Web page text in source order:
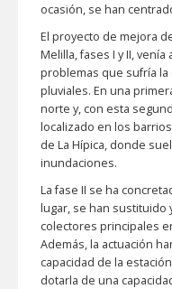
ocasión, se han
El proyecto de mejora
Melilla, fases I y II,
problemas que sufría la
pluviales. En una
norte y, con esta
localizado en los
de La Hípica, donde
inundaciones.
La fase II se ha
lugar, se han sustituido
colectores principales
Además, la actuación
capacidad de la
dotarla de una